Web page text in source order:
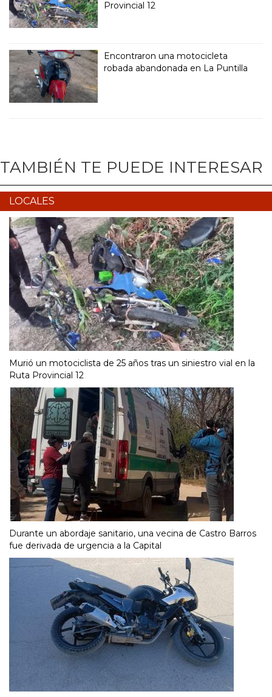
Provincial 12
Encontraron una motocicleta
robada abandonada en La Puntilla
TAMBIÉN TE PUEDE INTERESAR
LOCALES
Murió un motociclista de 25 años tras un siniestro vial en la
Ruta Provincial 12
Durante un abordaje sanitario, una vecina de Castro Barros
fue derivada de urgencia a la Capital